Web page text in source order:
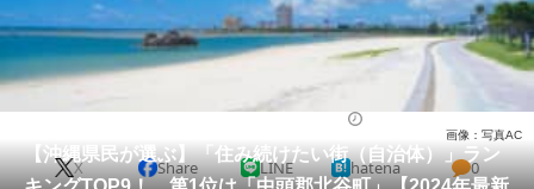
グルメ 地域
住まい 教育・育児
会員記事
【沖縄県民が選ぶ】「住み続けたい街（自治体）」ラン
画像：写真AC
X Share LINE hatena 0